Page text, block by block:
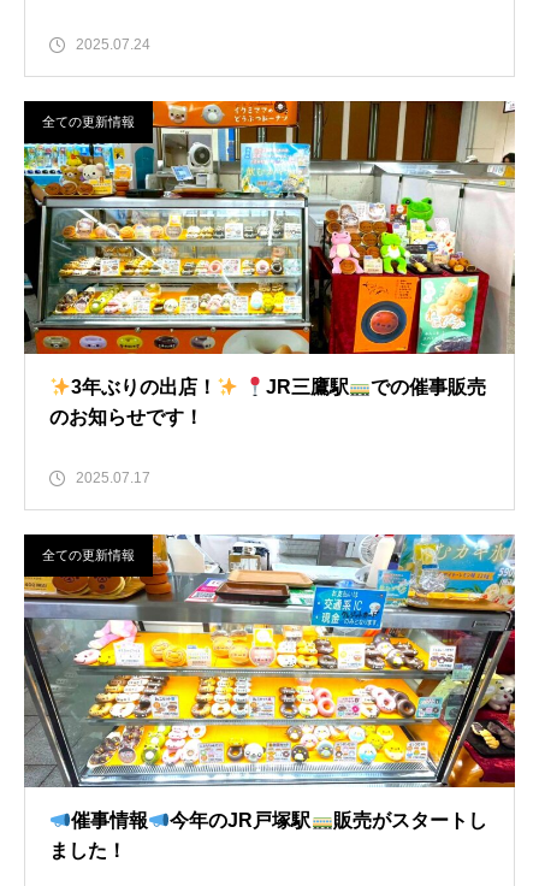
2025.07.24
全ての更新情報
3年ぶりの出店！ JR三鷹駅
での催事販売
のお知らせです！
2025.07.17
全ての更新情報
催事情報 今年のJR戸塚駅
販売がスタートし
ました！